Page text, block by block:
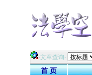
·文章查询·
首 页